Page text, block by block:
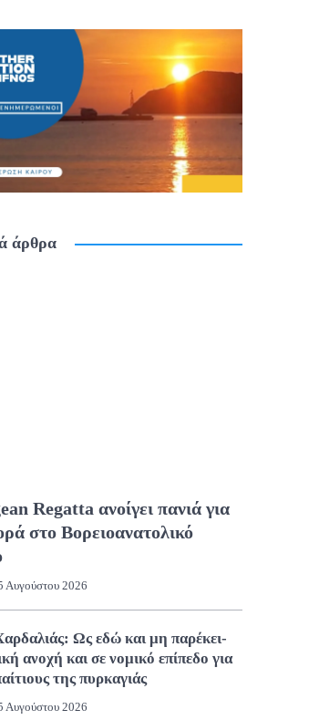
άρθρα
Regatta ανοίγει πανιά για
στο Βορειοανατολικό
Αυγούστου 2026
Ως εδώ και μη παρέκει-
ανοχή και σε νομικό επίπεδο για
της πυρκαγιάς
Αυγούστου 2026